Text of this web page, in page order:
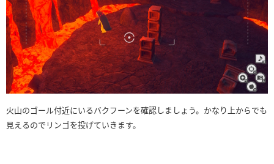
火山のゴール付近にいるバクフーンを確認しましょう。かなり上からでも
見えるのでリンゴを投げていきます。